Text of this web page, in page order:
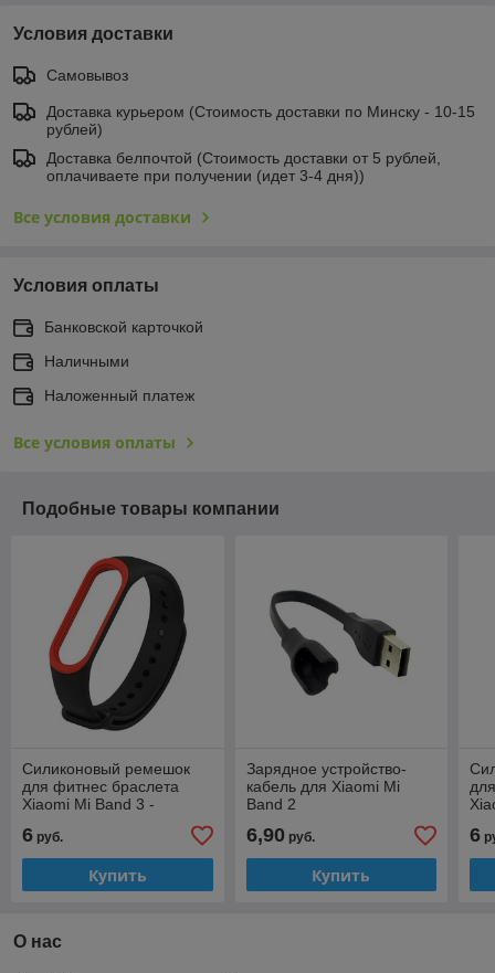
Условия доставки
Самовывоз
Доставка курьером (Стоимость доставки по Минску - 10-15
рублей)
Доставка белпочтой (Стоимость доставки от 5 рублей,
оплачиваете при получении (идет 3-4 дня))
Все условия доставки
Условия оплаты
Банковской карточкой
Наличными
Наложенный платеж
Все условия оплаты
Подобные товары компании
Силиконовый ремешок
для фитнес браслета
Xiaomi Mi Band 3 -
окантовкой
6 руб.
Купить
Зарядное устройство-
кабель для Xiaomi Mi
Band 2
6,90руб.
Купить
6
О нас